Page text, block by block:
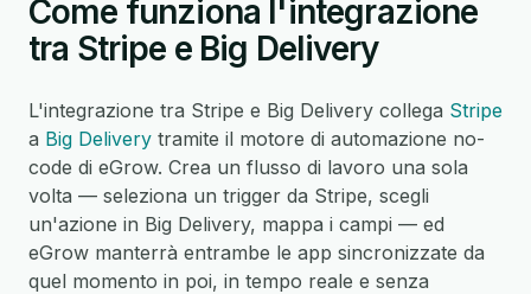
Come funziona l'integrazione
tra Stripe e Big Delivery
L'integrazione tra Stripe e Big Delivery collega Stripe
a Big Delivery tramite il motore di automazione no-
code di eGrow. Crea un flusso di lavoro una sola
volta — seleziona un trigger da Stripe, scegli
un'azione in Big Delivery, mappa i campi — ed
eGrow manterrà entrambe le app sincronizzate da
quel momento in poi, in tempo reale e senza